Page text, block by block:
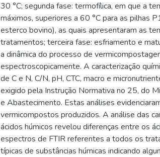
30 °C; segunda fase: termofílica, em que a
máximos, superiores a 60 °C para as pilhas
esterco bovino), as quais apresentaram as
tratamentos; terceira fase: esfriamento e
a dinâmica do processo de
espectroscopicamente. A caracterização
de C e N, C/N, pH, CTC, macro e
exigido pela Instrução Normativa no 25, do
e Abastecimento. Estas análises
vermicompostos produzidos. A análise das
ácidos húmicos revelou diferenças entre os
espectros de FTIR referentes a todos os
típicas de substâncias húmicas indicando